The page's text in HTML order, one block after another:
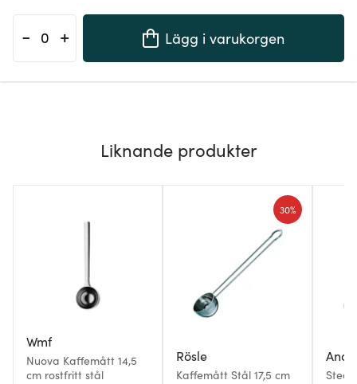
- + Lägg i varukorgen
Liknande produkter
Wmf
Nuova Kaffemått 14,5
cm rostfritt stål
Rösle
Kaffemått Stål 17,5 cm
30%
Steel